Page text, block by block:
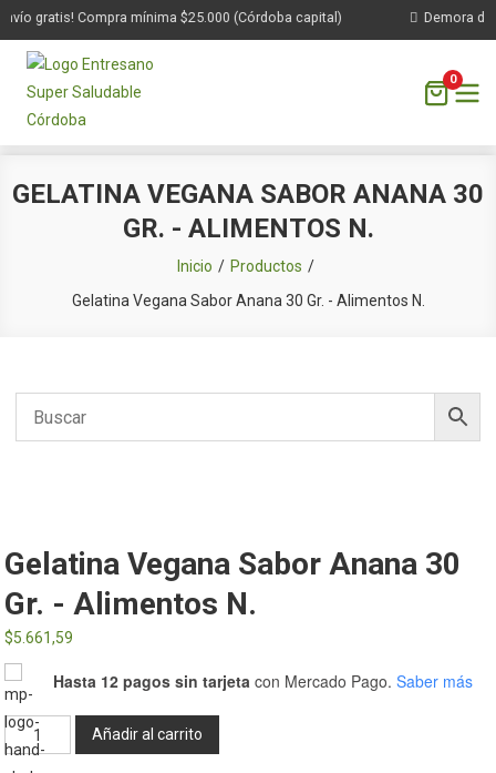
gratis! Compra mínima $25.000 (Córdoba capital) Demora de
0
GELATINA VEGANA SABOR ANANA 30
GR. - ALIMENTOS N.
Inicio
Productos
Gelatina Vegana Sabor Anana 30 Gr. - Alimentos N.
Gelatina Vegana Sabor Anana 30
Gr. - Alimentos N.
$5.661,59
Hasta 12 pagos sin tarjeta con Mercado Pago. Saber más
Gelatina
Vegana
Añadir al carrito